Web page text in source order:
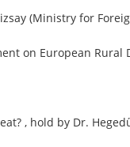
(Ministry for
on European Rural
, hold by Dr.